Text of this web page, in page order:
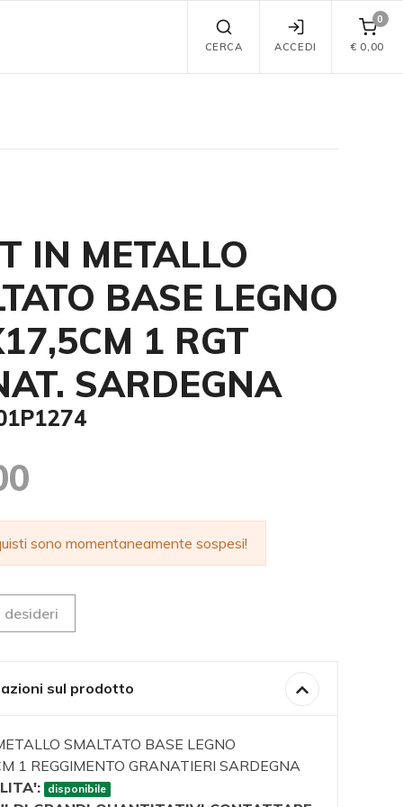
CERCA ACCEDI
0
€ 0,00
IN METALLO
BASE LEGNO
1 RGT
SARDEGNA
sono momentaneamente sospesi!
desideri
sul prodotto
SMALTATO BASE LEGNO
1 REGGIMENTO GRANATIERI SARDEGNA
disponibile